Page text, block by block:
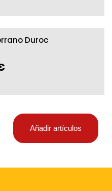
Duroc
Añadir artículos